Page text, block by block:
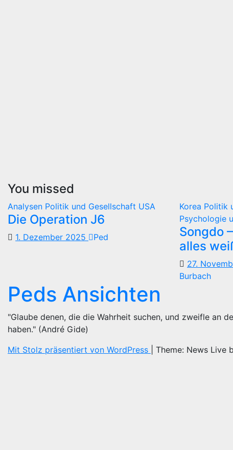
You missed
Analysen Politik und Gesellschaft USA
Die Operation J6
1. Dezember 2025 Ped
Korea Politik
Psychologie
Songdo
alles
27.
Burbach
Peds Ansichten
"Glaube denen, die die Wahrheit suchen, und zweifle an
haben." (André Gide)
Mit Stolz präsentiert von WordPress
Theme: News Live